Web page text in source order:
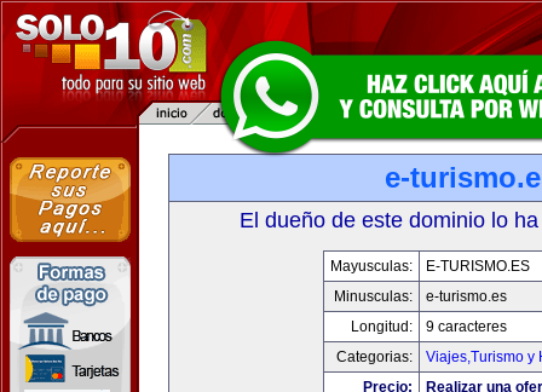
e-
El dueño de este dominio lo
Mayusculas:
E-TURISMO.ES
Minusculas:
e-turismo.es
Longitud:
9 caracteres
Categorias:
Viajes,Turismo y
Precio:
Realizar una